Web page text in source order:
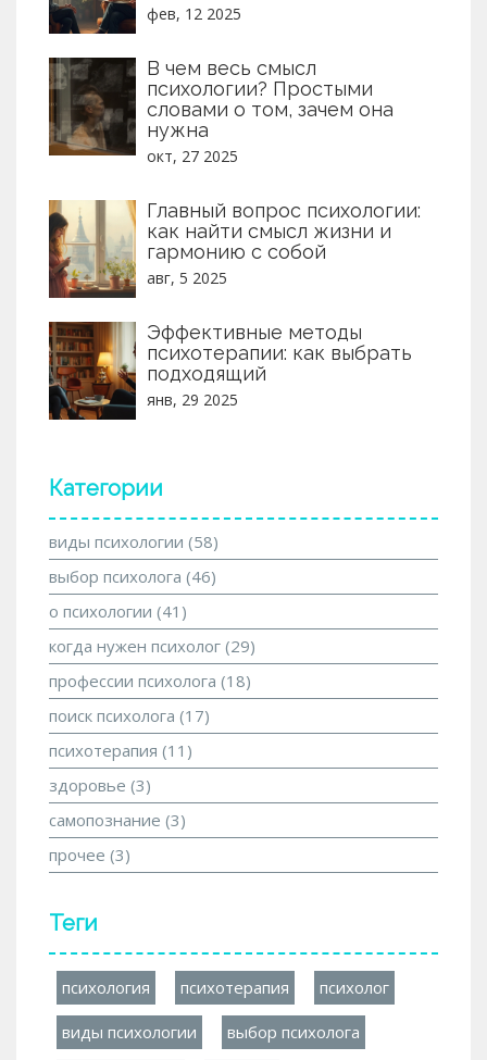
фев, 12 2025
В чем весь смысл
психологии? Простыми
словами о том, зачем она
нужна
окт, 27 2025
Главный вопрос психологии:
как найти смысл жизни и
гармонию с собой
авг, 5 2025
Эффективные методы
психотерапии: как выбрать
подходящий
янв, 29 2025
Категории
виды психологии (58)
выбор психолога (46)
о психологии (41)
когда нужен психолог (29)
профессии психолога (18)
поиск психолога (17)
психотерапия (11)
здоровье (3)
самопознание (3)
прочее (3)
Теги
психология психотерапия психолог
виды психологии выбор психолога